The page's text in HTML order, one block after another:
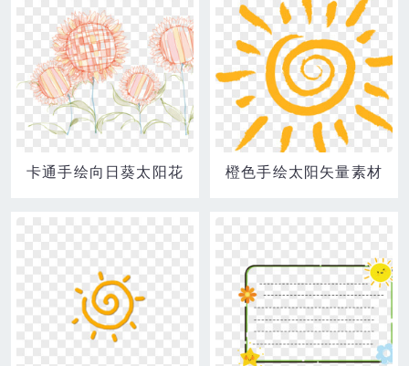
卡通手绘向日葵太阳花 橙色手绘太阳矢量素材